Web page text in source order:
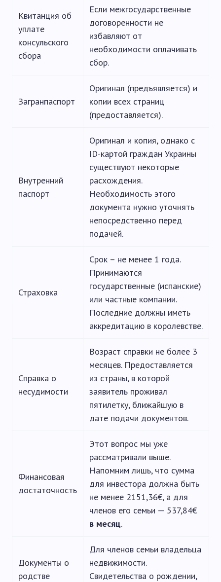
Квитанция об
уплате
консульского
сбора
Если межгосударственные
договоренности не
избавляют от
необходимости оплачивать
сбор.
Загранпаспорт
Оригинал (предъявляется) и
копии всех страниц
(предоставляется).
Внутренний
паспорт
Оригинал и копия, однако с
ID-картой граждан Украины
существуют некоторые
расхождения.
Необходимость этого
документа нужно уточнять
непосредственно перед
подачей.
Страховка
Срок – не менее 1 года.
Принимаются
государственные (испанские)
или частные компании.
Последние должны иметь
аккредитацию в королевстве.
Справка о
несудимости
Возраст справки не более 3
месяцев. Предоставляется
из страны, в которой
заявитель проживал
пятилетку, ближайшую в
дате подачи документов.
Финансовая
достаточность
Этот вопрос мы уже
рассматривали выше.
Напомним лишь, что сумма
для инвестора должна быть
не менее 2151,36€, а для
членов его семьи — 537,84€
в месяц.
Документы о
родстве
Для членов семьи владельца
недвижимости.
Свидетельства о рождении,